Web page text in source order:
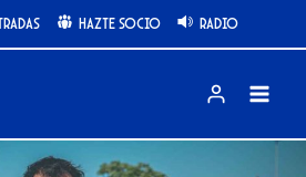
Hazte Socio Radio